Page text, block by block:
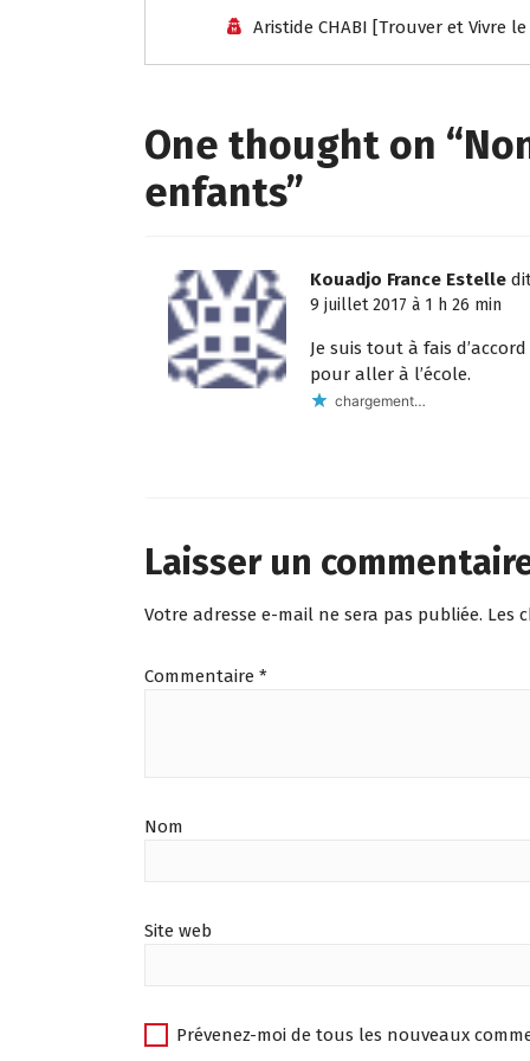
o
A n
g
a
Aristide CHABI [Trouver et Vivre
One thought on “
enfants”
Kouadjo France Estelle
9 juillet 2017 à 1 h 26 min
Je suis tout à fais
pour aller à l’école.
chargement…
Laisser un
Votre adresse e-mail ne sera pas publiée. Les
Commentaire *
Nom
Site web
Prévenez-moi de tous les nouveaux